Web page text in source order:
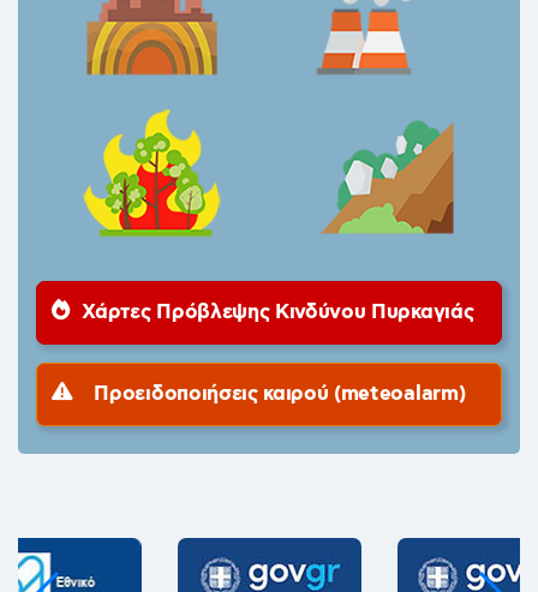
Χάρτες Πρόβλεψης Κινδύνου Πυρκαγιάς
Προειδοποιήσεις καιρού (meteoalarm)